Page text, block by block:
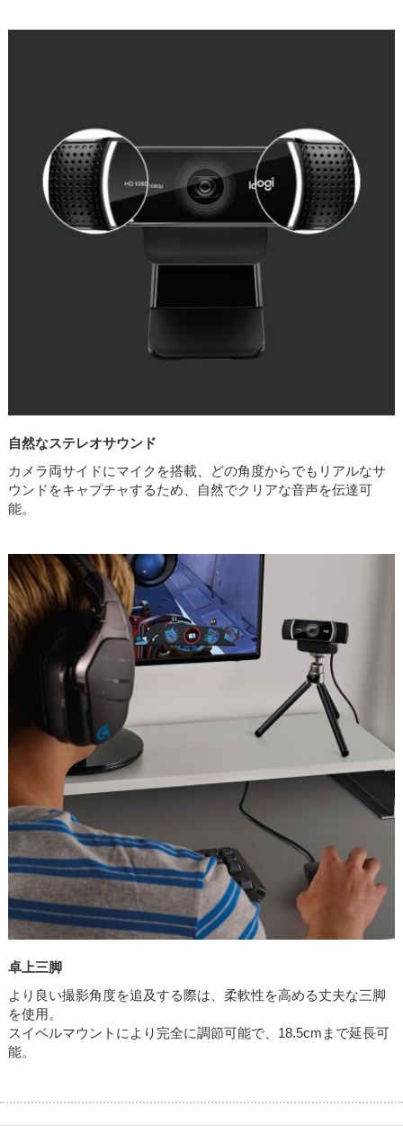
自然なステレオサウンド
カメラ両サイドにマイクを搭載、どの角度からでもリアルなサ
ウンドをキャプチャするため、自然でクリアな音声を伝達可
能。
卓上三脚
より良い撮影角度を追及する際は、柔軟性を高める丈夫な三脚
を使用。
スイベルマウントにより完全に調節可能で、18.5cmまで延長可
能。